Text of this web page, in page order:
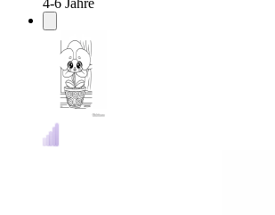
4-6 Jahre